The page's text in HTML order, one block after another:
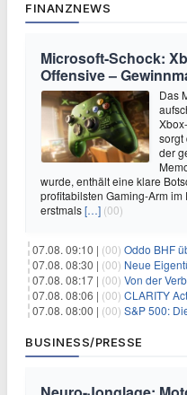
FINANZNEWS
Microsoft-Schock:
Offensive –
Das
sorgt
der
wurde, enthält eine klare
profitabilsten Gaming-Arm
erstmals[…] (00)
07.08. 09:10 | (00) Oddo BHF
07.08. 08:30 | (00) Neue
07.08. 08:17 | (00) Von der
07.08. 08:06 | (00) CLARITY Act im US-Senat
07.08. 08:00 | (00) S&P 500: Diese 100
BUSINESS/PRESSE